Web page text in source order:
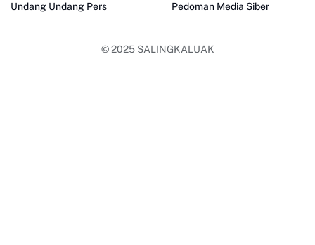
Undang Undang Pers Pedoman Media Siber
© 2025 SALINGKALUAK